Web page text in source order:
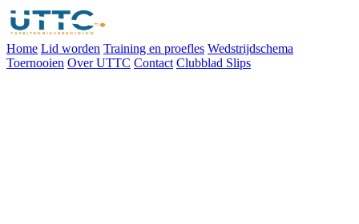
Home Lid worden Training en proefles Wedstrijdschema
Toernooien Over UTTC Contact Clubblad Slips